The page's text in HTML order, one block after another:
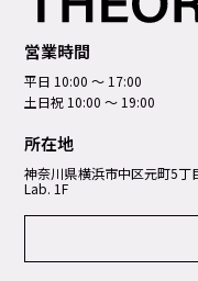
営業時間
平日 10:00 ～ 17:00
土日祝 10:00 ～ 19:00
所在地
神奈川県横浜市中区元町5丁
Lab. 1F